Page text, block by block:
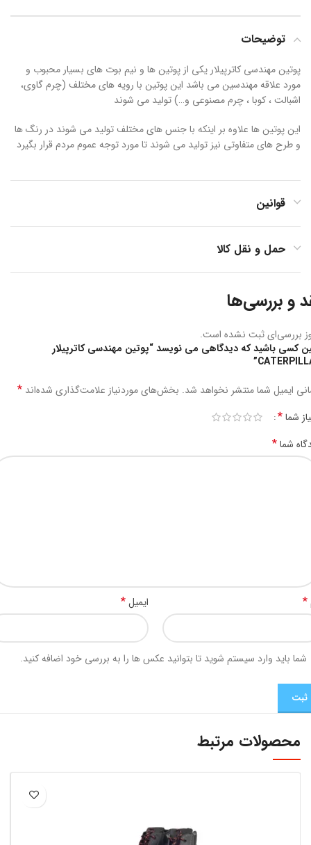
توضیحات
پوتین مهندسی کاترپیلار یکی از پوتین ها و نیم بوت های بسیار محبوب و
مورد علاقه مهندسین می باشد این پوتین با رویه های مختلف (چرم گاوی،
اشبالت ، کوبا ، چرم مصنوعی و…) تولید می شوند
این پوتین ها علاوه بر اینکه با جنس های مختلف تولید می شوند در رنگ ها
و طرح های متفاوتی نیز تولید می شوند تا مورد توجه عموم مردم قرار بگیرد
قوانین
حمل و نقل کالا
و بررسی‌ها
بررسی‌ای ثبت نشده است.
کسی باشید که دیدگاهی می نویسد “پوتین مهندسی کاترپیلار
ایمیل شما منتشر نخواهد شد. بخش‌های موردنیاز علامت‌گذاری شده‌اند *
شما*
شما*
* ایمیل*
شما باید وارد سیستم شوید تا بتوانید عکس ها را به بررسی خود اضافه کنید.
محصولات مرتبط